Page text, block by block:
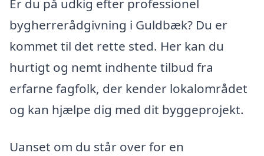
Er du på udkig efter professionel
bygherrerådgivning i Guldbæk? Du er
kommet til det rette sted. Her kan du
hurtigt og nemt indhente tilbud fra
erfarne fagfolk, der kender lokalområdet
og kan hjælpe dig med dit byggeprojekt.
Uanset om du står over for en